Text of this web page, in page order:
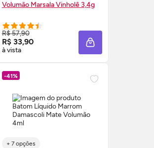
À SACOLA
Volumão Marsala Vinholê 3,4g
R$ 57,90
R$ 33,90
à vista
COMPRE AGORA ❯
ADICIONAR À
-41%
+ 7 opções